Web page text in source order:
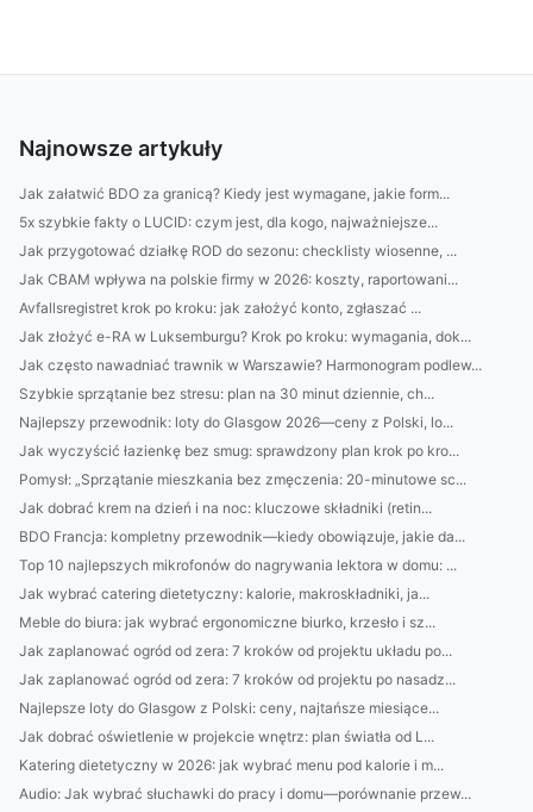
Najnowsze artykuły
Jak załatwić BDO za granicą? Kiedy jest wymagane, jakie form...
5x szybkie fakty o LUCID: czym jest, dla kogo, najważniejsze...
Jak przygotować działkę ROD do sezonu: checklisty wiosenne, ...
Jak CBAM wpływa na polskie firmy w 2026: koszty, raportowani...
Avfallsregistret krok po kroku: jak założyć konto, zgłaszać ...
Jak złożyć e-RA w Luksemburgu? Krok po kroku: wymagania, dok...
Jak często nawadniać trawnik w Warszawie? Harmonogram podlew...
Szybkie sprzątanie bez stresu: plan na 30 minut dziennie, ch...
Najlepszy przewodnik: loty do Glasgow 2026—ceny z Polski, lo...
Jak wyczyścić łazienkę bez smug: sprawdzony plan krok po kro...
Pomysł: „Sprzątanie mieszkania bez zmęczenia: 20-minutowe sc...
Jak dobrać krem na dzień i na noc: kluczowe składniki (retin...
BDO Francja: kompletny przewodnik—kiedy obowiązuje, jakie da...
Top 10 najlepszych mikrofonów do nagrywania lektora w domu: ...
Jak wybrać catering dietetyczny: kalorie, makroskładniki, ja...
Meble do biura: jak wybrać ergonomiczne biurko, krzesło i sz...
Jak zaplanować ogród od zera: 7 kroków od projektu układu po...
Jak zaplanować ogród od zera: 7 kroków od projektu po nasadz...
Najlepsze loty do Glasgow z Polski: ceny, najtańsze miesiące...
Jak dobrać oświetlenie w projekcie wnętrz: plan światła od L...
Katering dietetyczny w 2026: jak wybrać menu pod kalorie i m...
Audio: Jak wybrać słuchawki do pracy i domu—porównanie przew...